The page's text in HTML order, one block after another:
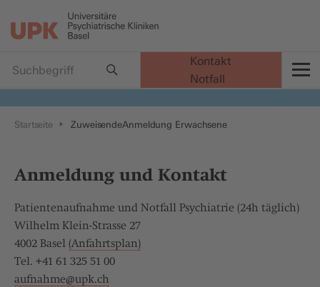
Startseite ZuweisendeAnmeldung Erwachsene
Anmeldung und Kontakt
Patientenaufnahme und Notfall Psychiatrie (24h täglich)
Wilhelm Klein-Strasse 27
4002 Basel (Anfahrtsplan)
Tel. +41 61 325 51 00
aufnahme@upk.ch
Kontakt
Notfall